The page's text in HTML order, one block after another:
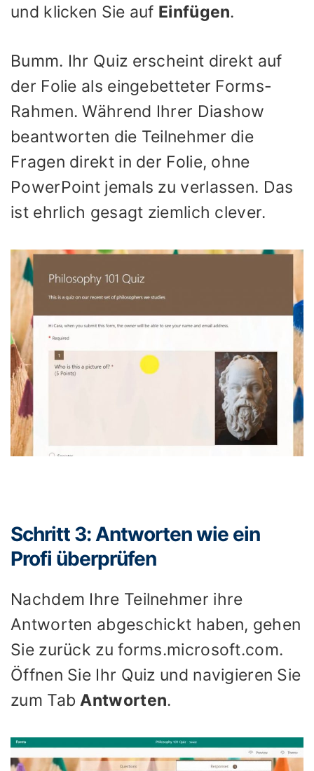
und klicken Sie auf Einfügen.
Bumm. Ihr Quiz erscheint direkt auf
der Folie als eingebetteter Forms-
Rahmen. Während Ihrer Diashow
beantworten die Teilnehmer die
Fragen direkt in der Folie, ohne
PowerPoint jemals zu verlassen. Das
ist ehrlich gesagt ziemlich clever.
Schritt 3: Antworten wie ein
Profi überprüfen
Nachdem Ihre Teilnehmer ihre
Antworten abgeschickt haben, gehen
Sie zurück zu forms.microsoft.com.
Öffnen Sie Ihr Quiz und navigieren Sie
zum TabAntworten.